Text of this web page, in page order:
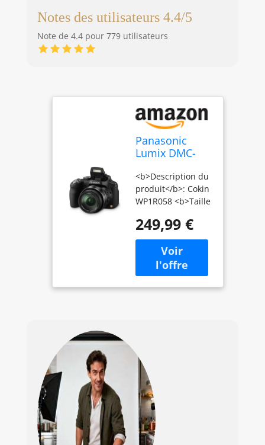
Notes des utilisateurs 4.4/5
Note de 4.4 pour 779 utilisateurs
Panasonic
Lumix DMC-
Appareil photo
numérique (12
mégapixels,
24 fois, écran
7,6 cm Display,
Super zoom,
vidéo Full HD)
noir (Import
Europe)
<b>Description du
produit</b>: Cokin
WP1R058 <b>Taille
cm
249,99 €